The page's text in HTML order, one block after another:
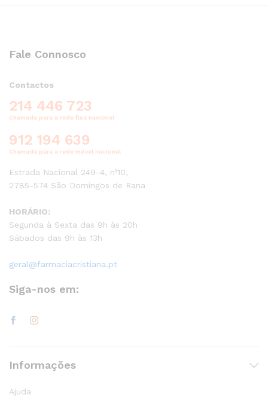
Fale Connosco
Contactos
214 446 723
Chamada para a rede fixa nacional
912 194 639
Chamada para a rede móvel nacional
Estrada Nacional 249-4, nº10,
2785-574 São Domingos de Rana
HORÁRIO:
Segunda à Sexta das 9h às 20h
Sábados das 9h às 13h
geral@farmaciacristiana.pt
Siga-nos em:
Informações
Ajuda